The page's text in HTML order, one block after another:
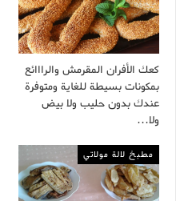
كعك الأفران المقرمش والرااائع
بمكونات بسيطة للغاية ومتوفرة
عندك بدون حليب ولا بيض
ولا…
مطبخ لالة مولاتي